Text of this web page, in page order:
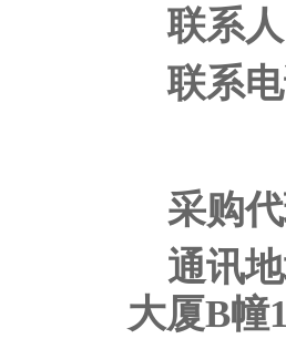
联系
联系
采购
通讯
大厦B幢